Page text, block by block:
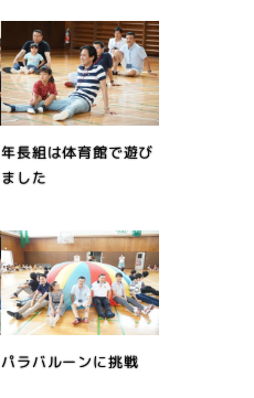
年長組は体育館で遊び
ました
パラバルーンに挑戦